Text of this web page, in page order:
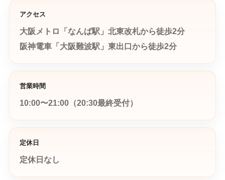
アクセス
大阪メトロ「なんば駅」北東改札から徒歩2分
阪神電車「大阪難波駅」東出口から徒歩2分
営業時間
10:00〜21:00（20:30最終受付）
定休日
定休日なし